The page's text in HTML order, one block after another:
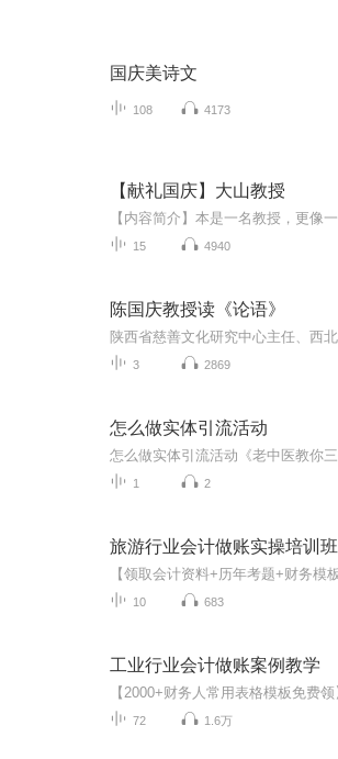
国庆美诗文
108 4173
【献礼国庆】大山教授
15 4940
陈国庆教授读《论语》
3 2869
怎么做实体引流活动
1 2
旅游行业会计做账实操培训班
10 683
工业行业会计做账案例教学
72 1.6万